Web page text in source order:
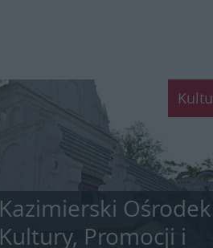
Kazimierski Ośrodek
Kultury, Promocji i